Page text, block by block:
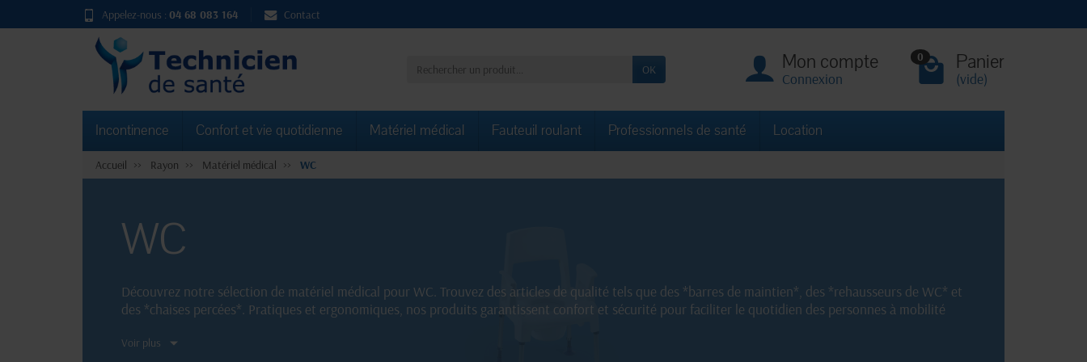
Appelez-nous : 04 68 083 164 Contact
OK Mon compte
Connexion
0 Panier
(vide)
Incontinence Confort et vie quotidienne Matériel médical Fauteuil roulant Professionnels de santé Location
Accueil Rayon Matériel médical WC
WC
Découvrez notre sélection de matériel médical pour WC. Trouvez des articles de qualité tels que des *barres de maintien*, des *rehausseurs de WC* et
des *chaises percées*. Pratiques et ergonomiques, nos produits garantissent confort et sécurité pour faciliter le quotidien des personnes à mobilité
Voir plus